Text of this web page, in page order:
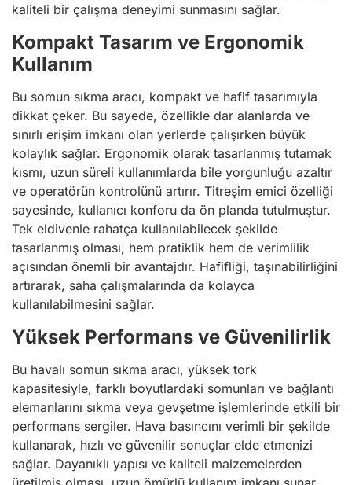
kaliteli bir çalışma deneyimi sunmasını sağlar.
Kompakt Tasarım ve Ergonomik
Kullanım
Bu somun sıkma aracı, kompakt ve hafif tasarımıyla
dikkat çeker. Bu sayede, özellikle dar alanlarda ve
sınırlı erişim imkanı olan yerlerde çalışırken büyük
kolaylık sağlar. Ergonomik olarak tasarlanmış tutamak
kısmı, uzun süreli kullanımlarda bile yorgunluğu azaltır
ve operatörün kontrolünü artırır. Titreşim emici özelliği
sayesinde, kullanıcı konforu da ön planda tutulmuştur.
Tek eldivenle rahatça kullanılabilecek şekilde
tasarlanmış olması, hem pratiklik hem de verimlilik
açısından önemli bir avantajdır. Hafifliği, taşınabilirliğini
artırarak, saha çalışmalarında da kolayca
kullanılabilmesini sağlar.
Yüksek Performans ve Güvenilirlik
Bu havalı somun sıkma aracı, yüksek tork
kapasitesiyle, farklı boyutlardaki somunları ve bağlantı
elemanlarını sıkma veya gevşetme işlemlerinde etkili bir
performans sergiler. Hava basıncını verimli bir şekilde
kullanarak, hızlı ve güvenilir sonuçlar elde etmenizi
sağlar. Dayanıklı yapısı ve kaliteli malzemelerden